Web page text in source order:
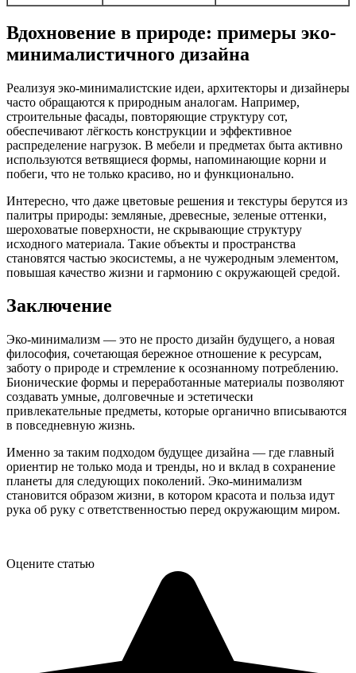
Вдохновение в природе: примеры эко-
минималистичного дизайна
Реализуя эко-минималистские идеи, архитекторы и дизайнеры
часто обращаются к природным аналогам. Например,
строительные фасады, повторяющие структуру сот,
обеспечивают лёгкость конструкции и эффективное
распределение нагрузок. В мебели и предметах быта активно
используются ветвящиеся формы, напоминающие корни и
побеги, что не только красиво, но и функционально.
Интересно, что даже цветовые решения и текстуры берутся из
палитры природы: земляные, древесные, зеленые оттенки,
шероховатые поверхности, не скрывающие структуру
исходного материала. Такие объекты и пространства
становятся частью экосистемы, а не чужеродным элементом,
повышая качество жизни и гармонию с окружающей средой.
Заключение
Эко-минимализм — это не просто дизайн будущего, а новая
философия, сочетающая бережное отношение к ресурсам,
заботу о природе и стремление к осознанному потреблению.
Бионические формы и переработанные материалы позволяют
создавать умные, долговечные и эстетически
привлекательные предметы, которые органично вписываются
в повседневную жизнь.
Именно за таким подходом будущее дизайна — где главный
ориентир не только мода и тренды, но и вклад в сохранение
планеты для следующих поколений. Эко-минимализм
становится образом жизни, в котором красота и польза идут
рука об руку с ответственностью перед окружающим миром.
Оцените статью